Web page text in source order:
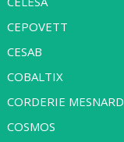
CEPOVETT
CESAB
COBALTIX
CORDERIE MESNARD
COSMOS